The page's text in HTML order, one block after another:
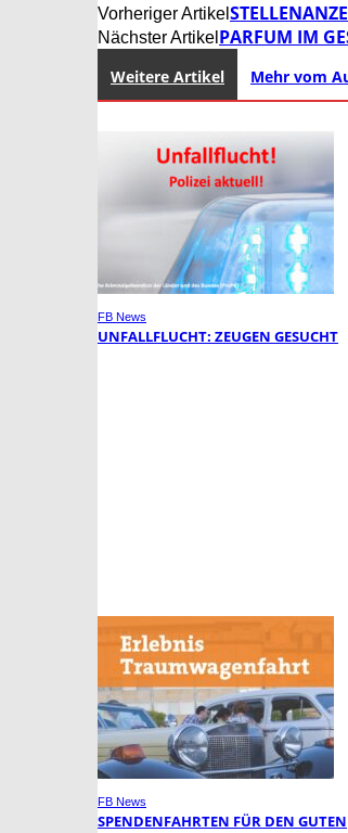
Vorheriger Artikel
Nächster Artikel PARFUM IM
Weitere Artikel Mehr vom
FB News
UNFALLFLUCHT: ZEUGEN GESUCHT
FB News
SPENDENFAHRTEN FÜR DEN GUTEN